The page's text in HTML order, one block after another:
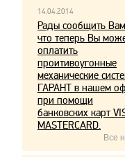
14.04.2014
Рады сообщить
что теперь Вы
оплатить
проитивоугонные
механические
ГАРАНТ в нашем
при помощи
банковских карт
MASTERCARD.
Все